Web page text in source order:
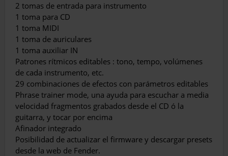
2 tomas de entrada para instrumento
1 toma para CD
1 toma MIDI
1 toma de auriculares
1 toma auxiliar IN
Patrones rítmicos editables : tono, tempo, volúmenes
de cada instrumento, etc.
29 combinaciones de efectos con parámetros editables
Phrase trainer mode, una ayuda para escuchar a media
velocidad fragmentos grabados desde el CD ó la
guitarra, y tocar por encima
Afinador integrado
Posibilidad de actualizar el firmware y descargar presets
desde la web de Fender.